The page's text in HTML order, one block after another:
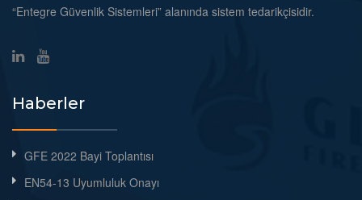
“Entegre Güvenlik Sistemleri” alanında sistem tedarikçisidir.
Haberler
GFE 2022 Bayi Toplantısı
EN54-13 Uyumluluk Onayı